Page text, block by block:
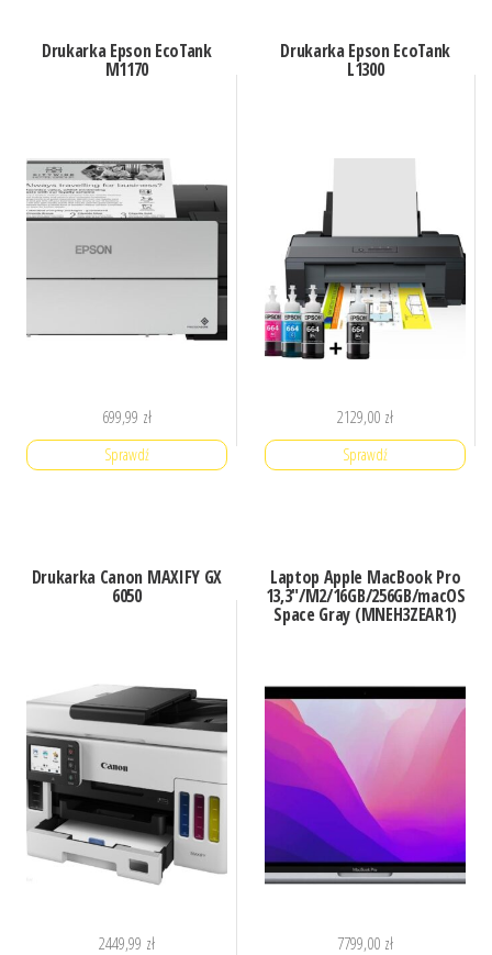
Drukarka Epson EcoTank
M1170
699,99 zł
Sprawdź
Drukarka Epson EcoTank
L1300
2129,00 zł
Sprawdź
Drukarka Canon MAXIFY GX
6050
2449,99 zł
Laptop Apple MacBook Pro
13,3″/M2/16GB/256GB/macOS
Space Gray (MNEH3ZEAR1)
7799,00 zł